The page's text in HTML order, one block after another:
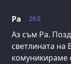
29.0
Ра
Аз съм Ра.
светлината на
комуникираме